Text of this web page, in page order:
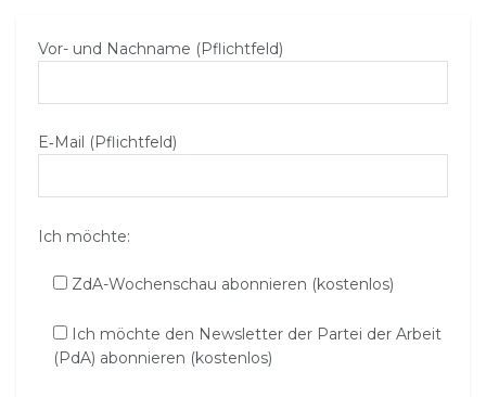
Vor- und Nachname (Pflichtfeld)
E‑Mail (Pflichtfeld)
Ich möchte:
ZdA-Wochenschau abonnieren (kostenlos)
Ich möchte den Newsletter der Partei der Arbeit
(PdA) abonnieren (kostenlos)